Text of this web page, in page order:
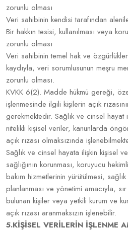
zorunlu olması
Veri sahibinin kendisi tarafından
Bir hakkın tesisi, kullanılması veya
zorunlu olması
Veri sahibinin temel hak ve
kaydıyla, veri sorumlusunun meşru
zorunlu olması.
KVKK 6(2). Madde hükmü gereği,
işlenmesinde ilgili kişilerin açık
gerekmektedir. Sağlık ve cinsel
nitelikli kişisel veriler, kanunlarda
açık rızası olmaksızında
Sağlık ve cinsel hayata ilişkin kişisel
sağlığının korunması, koruyucu
bakım hizmetlerinin yürütülmesi,
planlanması ve yönetimi amacıyla,
bulunan kişiler veya yetkili kurum ve
açık rızası aranmaksızın işlenebilir.
5.KİŞİSEL VERİLERİN İŞLENME